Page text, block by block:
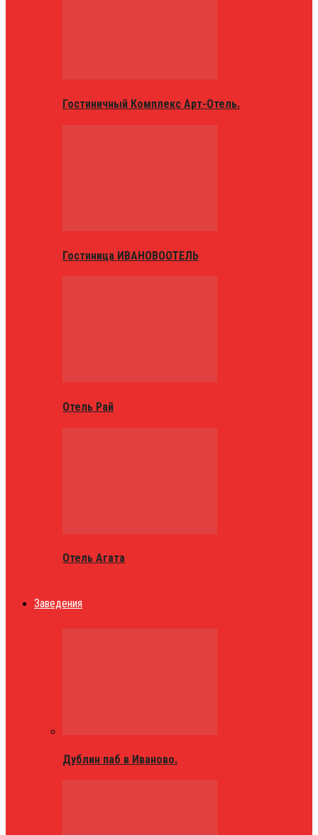
Гостиничный Комплекс Арт-Отель.
Гостиница ИВАНОВООТЕЛЬ
Отель Рай
Отель Агата
Заведения
Дублин паб в Иваново.